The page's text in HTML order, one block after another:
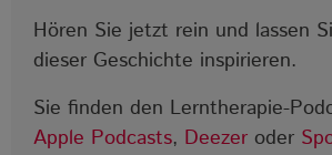
Hören Sie jetzt rein und lassen
dieser Geschichte inspirieren.
Sie finden den Lerntherapie-
Apple Podcasts, Deezer oder